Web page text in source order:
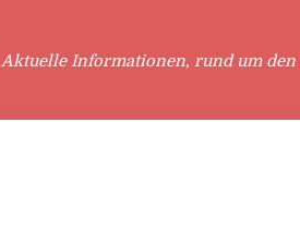
Aktuelle Informationen, rund um den